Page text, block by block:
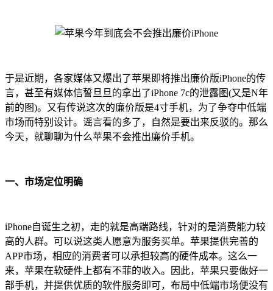
于是近期，各家媒体又爆出了苹果即将推出廉价版iPhone的传
言，甚至有媒体信誓旦旦的拿出了iPhone 7c的泄露图(又是N年
前的图)。又有传说这次的廉价版是4寸手机，为了争夺中低端
市场而特别设计。谣言看的多了，自然是要出来反驳的。那么
今天，就聊聊为什么苹果不会推出廉价手机。
一、市场定位明确
iPhone自诞生之初，走的就是高端路线，针对的是消费能力较
高的人群。可以说这类人愿意为服务买单。苹果提供完善的
APP市场，相应的消费者可以承担较高的硬件成本。这么一
来，苹果在软硬件上都有不菲的收入。因此，苹果只要做好一
部手机，并提供优质的软件服务即可，布局中低端市场便没有